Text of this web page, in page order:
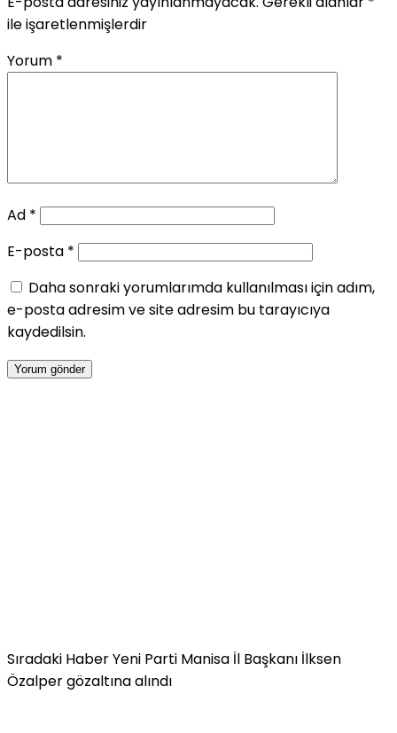
ile işaretlenmişlerdir
Yorum *
Ad *
E-posta *
Daha sonraki yorumlarımda kullanılması için adım,
e-posta adresim ve site adresim bu tarayıcıya
kaydedilsin.
Sıradaki HaberYeni Parti Manisa İl Başkanı İlksen
Özalper gözaltına alındı